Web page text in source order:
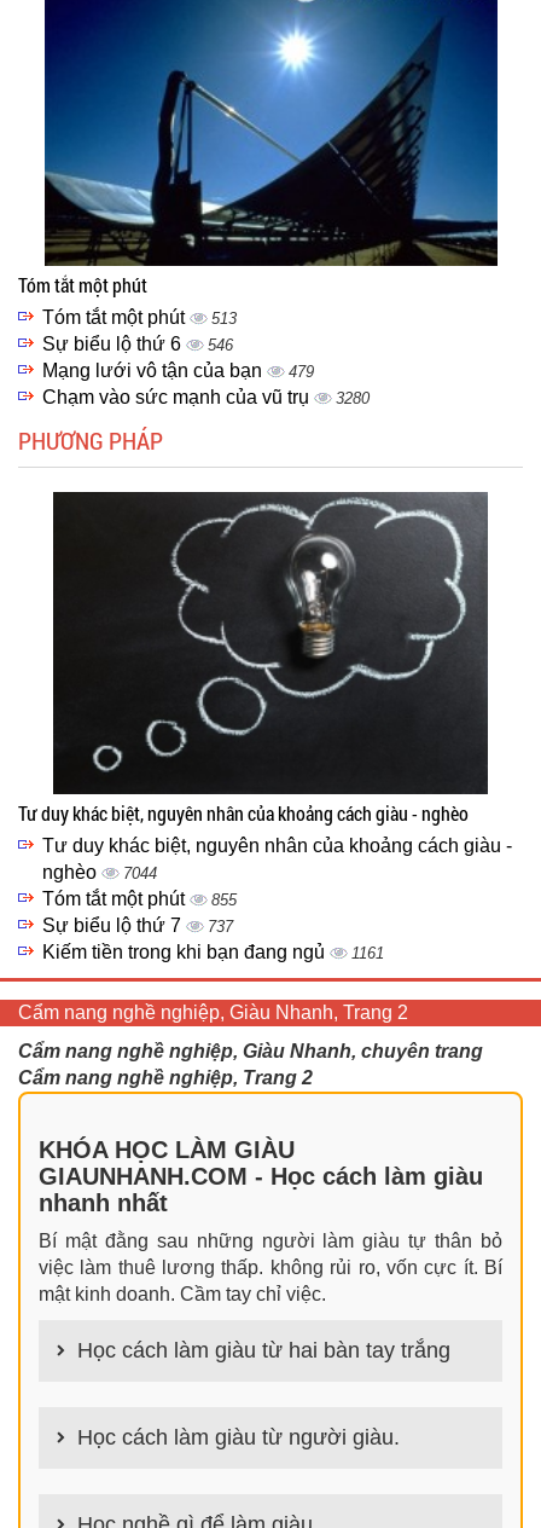
Tóm tắt một phút
Tóm tắt một phút 513
Sự biểu lộ thứ 6 546
Mạng lưới vô tận của bạn 479
Chạm vào sức mạnh của vũ trụ 3280
PHƯƠNG PHÁP
Tư duy khác biệt, nguyên nhân của khoảng cách giàu - nghèo
Tư duy khác biệt, nguyên nhân của khoảng cách giàu -
nghèo
7044
Tóm tắt một phút 855
Sự biểu lộ thứ 7 737
Kiếm tiền trong khi bạn đang ngủ 1161
Cẩm nang nghề nghiệp, Giàu Nhanh, Trang 2
Cẩm nang nghề nghiệp, Giàu Nhanh, chuyên trang
Cẩm nang nghề nghiệp, Trang 2
KHÓA HỌC LÀM GIÀU
GIAUNHANH.COM - Học cách làm giàu
nhanh nhất
Bí mật đằng sau những người làm giàu tự thân bỏ
việc làm thuê lương thấp. không rủi ro, vốn cực ít. Bí
mật kinh doanh. Cầm tay chỉ việc.
Học cách làm giàu từ hai bàn tay trắng
nhưng hiệu quả bất ngờ. Bạn có thể thành công ngay
cả khi không có gì trong tay.
Học cách làm giàu từ người giàu.
làm giàu từ người giàu. Bạn sẽ có được góc nhìn đa